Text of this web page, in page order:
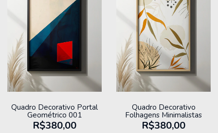
Quadro Decorativo Portal
Geométrico 001
R$380,00
Quadro Decorativo
Folhagens Minimalistas
R$380,00